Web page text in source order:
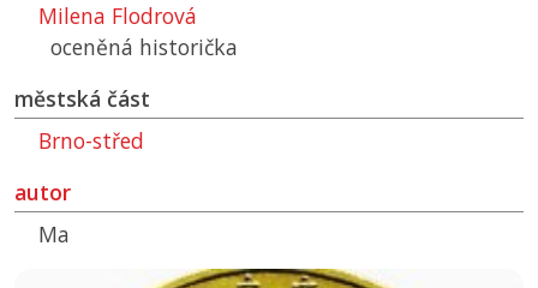
Milena Flodrová
oceněná historička
městská část
Brno-střed
autor
Ma